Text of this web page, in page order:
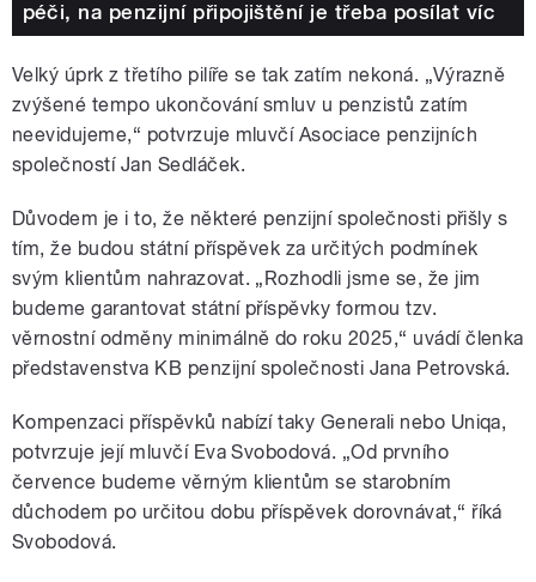
péči, na penzijní připojištění je třeba posílat víc
Velký úprk z třetího pilíře se tak zatím nekoná. „Výrazně
zvýšené tempo ukončování smluv u penzistů zatím
neevidujeme,“ potvrzuje mluvčí Asociace penzijních
společností Jan Sedláček.
Důvodem je i to, že některé penzijní společnosti přišly s
tím, že budou státní příspěvek za určitých podmínek
svým klientům nahrazovat. „Rozhodli jsme se, že jim
budeme garantovat státní příspěvky formou tzv.
věrnostní odměny minimálně do roku 2025,“ uvádí členka
představenstva KB penzijní společnosti Jana Petrovská.
Kompenzaci příspěvků nabízí taky Generali nebo Uniqa,
potvrzuje její mluvčí Eva Svobodová. „Od prvního
července budeme věrným klientům se starobním
důchodem po určitou dobu příspěvek dorovnávat,“ říká
Svobodová.